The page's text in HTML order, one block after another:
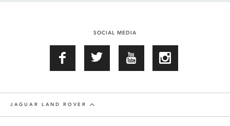
SOCIAL MEDIA
JAGUAR LAND ROVER